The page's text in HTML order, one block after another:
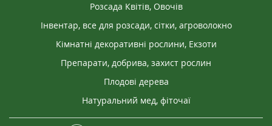
Розсада Квітів, Овочів
Інвентар, все для розсади, сітки, агроволокно
Кімнатні декоративні рослини, Екзоти
Препарати, добрива, захист рослин
Плодові дерева
Натуральний мед, фіточаї